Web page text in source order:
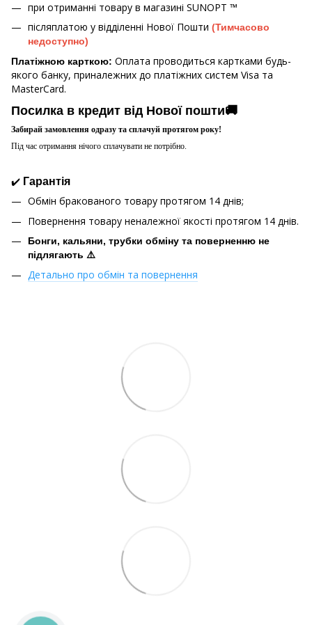
при отриманні товару в магазині SUNOPT ™
післяплатою у відділенні Нової Пошти (Тимчасово
недоступно)
Платіжною карткою: Оплата проводиться картками будь-
якого банку, приналежних до платіжних систем Visa та
MasterCard.
Посилка в кредит від Нової пошти🚚
Забирай замовлення одразу та сплачуй протягом року!
Під час отримання нічого сплачувати не потрібно.
✔️ Гарантія
Обмін бракованого товару протягом 14 днів;
Повернення товару неналежної якості протягом 14 днів.
Бонги, кальяни, трубки обміну та поверненню не
підлягають ⚠️
Детально про обмін та повернення